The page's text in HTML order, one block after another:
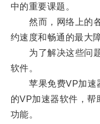
中的重要课题。
然而，网络上的各
约速度和畅通的最大障
为了解决这些问题
软件。
苹果免费VP加速
的VP加速器软件，帮
功能。